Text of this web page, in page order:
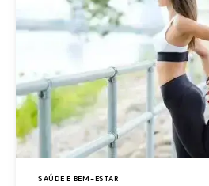
SAÚDE E BEM-ESTAR